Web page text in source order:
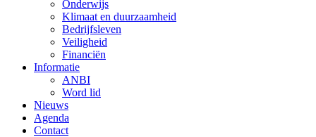
Onderwijs
Klimaat en duurzaamheid
Bedrijfsleven
Veiligheid
Financiën
Informatie
ANBI
Word lid
Nieuws
Agenda
Contact